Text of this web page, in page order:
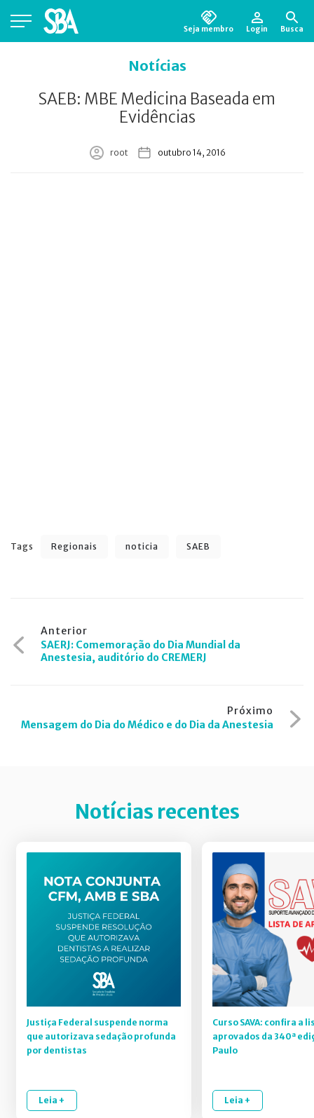
Seja membro Login Busca
Notícias
SAEB: MBE Medicina Baseada em
Evidências
root outubro 14, 2016
Tags Regionais noticia SAEB
Navegação
de
Anterior
SAERJ: Comemoração do Dia Mundial da
Anestesia, auditório do CREMERJ
Próximo
Mensagem do Dia do Médico e do Dia da Anestesia
Notícias recentes
Justiça Federal suspende norma
que autorizava sedação profunda
por dentistas
Leia +
Curso SAVA: confira a
aprovados da 340ª
Paulo
Leia +